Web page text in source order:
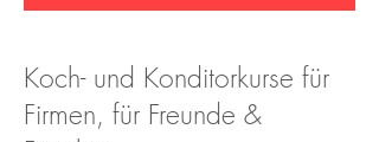
Koch- und Konditorkurse für
Firmen, für Freunde &